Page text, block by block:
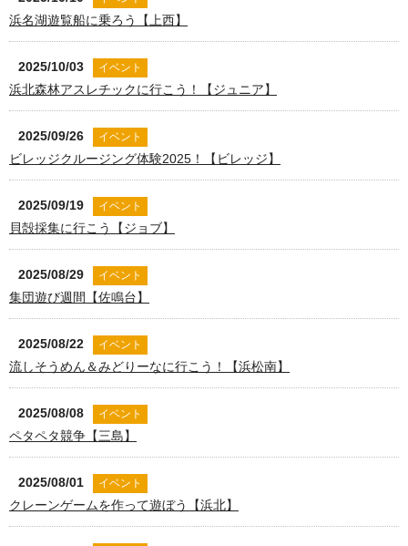
浜名湖遊覧船に乗ろう【上西】
2025/10/03 イベント
浜北森林アスレチックに行こう！【ジュニア】
2025/09/26 イベント
ビレッジクルージング体験2025！【ビレッジ】
2025/09/19 イベント
貝殻採集に行こう【ジョブ】
2025/08/29 イベント
集団遊び週間【佐鳴台】
2025/08/22 イベント
流しそうめん＆みどりーなに行こう！【浜松南】
2025/08/08 イベント
ペタペタ競争【三島】
2025/08/01 イベント
クレーンゲームを作って遊ぼう【浜北】